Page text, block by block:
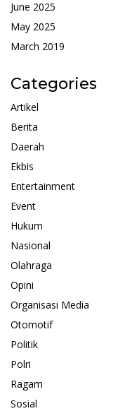
June 2025
May 2025
March 2019
Categories
Artikel
Berita
Daerah
Ekbis
Entertainment
Event
Hukum
Nasional
Olahraga
Opini
Organisasi Media
Otomotif
Politik
Polri
Ragam
Sosial